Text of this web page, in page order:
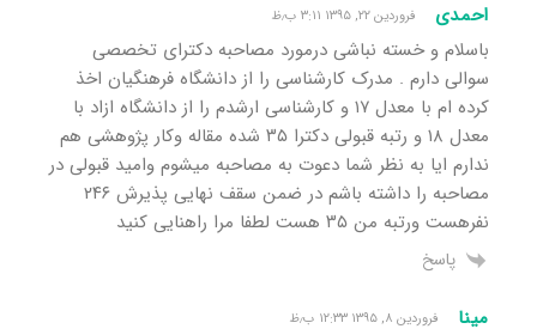
احمدی فروردین ۲۲, ۱۳۹۵ ۳:۱۱ ب٫ظ
باسلام و خسته نباشی درمورد مصاحبه دکترای تخصصی
سوالی دارم . مدرک کارشناسی را از دانشگاه فرهنگیان اخذ
کرده ام با معدل ۱۷ و کارشناسی ارشدم را از دانشگاه ازاد با
معدل ۱۸ و رتبه قبولی دکترا ۳۵ شده مقاله وکار پژوهشی هم
ندارم ایا به نظر شما دعوت به مصاحبه میشوم وامید قبولی در
مصاحبه را داشته باشم در ضمن سقف نهایی پذیرش ۲۴۶
نفرهست ورتبه من ۳۵ هست لطفا مرا راهنایی کنید
پاسخ
مینا فروردین ۸, ۱۳۹۵ ۱۲:۳۳ ب٫ظ